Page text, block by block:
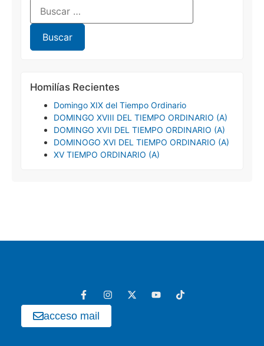
Homilías Recientes
Domingo XIX del Tiempo Ordinario
DOMINGO XVIII DEL TIEMPO ORDINARIO (A)
DOMINGO XVII DEL TIEMPO ORDINARIO (A)
DOMINOGO XVI DEL TIEMPO ORDINARIO (A)
XV TIEMPO ORDINARIO (A)
acceso mail